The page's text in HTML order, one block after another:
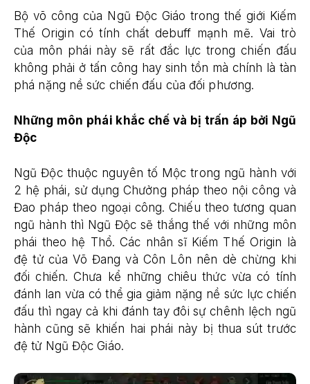
Bộ võ công của Ngũ Độc Giáo trong thế giới Kiếm
Thế Origin có tính chất debuff mạnh mẽ. Vai trò
của môn phái này sẽ rất đắc lực trong chiến đấu
không phải ở tấn công hay sinh tồn mà chính là tàn
phá nặng nề sức chiến đấu của đối phương.
Những môn phái khắc chế và bị trấn áp bởi Ngũ
Độc
Ngũ Độc thuộc nguyên tố Mộc trong ngũ hành với
2 hệ phái, sử dụng Chưởng pháp theo nội công và
Đao pháp theo ngoại công. Chiếu theo tương quan
ngũ hành thì Ngũ Độc sẽ thắng thế với những môn
phái theo hệ Thổ. Các nhân sĩ Kiếm Thế Origin là
đệ tử của Võ Đang và Côn Lôn nên dè chừng khi
đối chiến. Chưa kể những chiêu thức vừa có tính
đánh lan vừa có thể gia giảm nặng nề sức lực chiến
đấu thì ngay cả khi đánh tay đôi sự chênh lệch ngũ
hành cũng sẽ khiến hai phái này bị thua sút trước
đệ tử Ngũ Độc Giáo.